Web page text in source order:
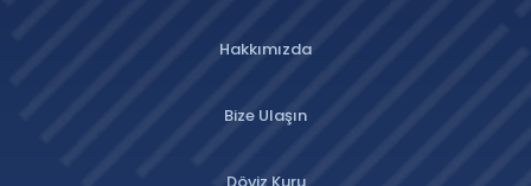
Hakkımızda
Bize Ulaşın
Döviz Kuru